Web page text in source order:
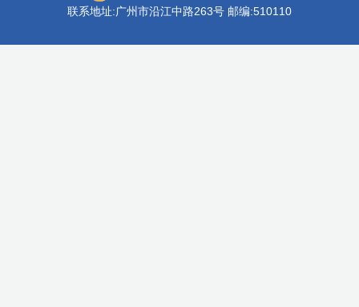
联系地址:广州市沿江中路263号 邮编:510110